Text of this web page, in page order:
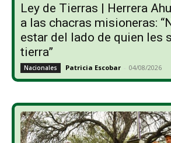
Ley de Tierras | Herrera
a las chacras misioneras:
estar del lado de quien les
tierra”
Nacionales Patricia Escobar - 04/08/2026